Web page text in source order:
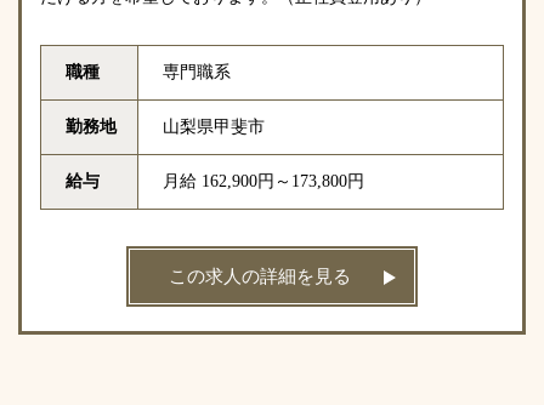
職種 専門職系
勤務地 山梨県甲斐市
給与 月給 162,900円～173,800円
この求人の詳細を見る